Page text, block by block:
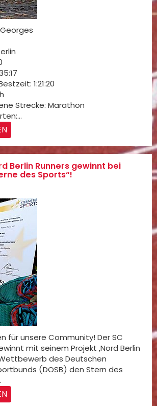
1:21:20
Strecke: Marathon
Berlin Runners gewinnt bei
des Sports“!
für unsere Community! Der SC
mit seinem Projekt „Nord Berlin
des Deutschen
(DOSB) den Stern des